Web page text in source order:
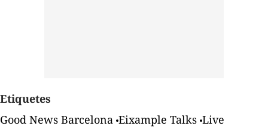
Etiquetes
Good News Barcelona Eixample Talks Live